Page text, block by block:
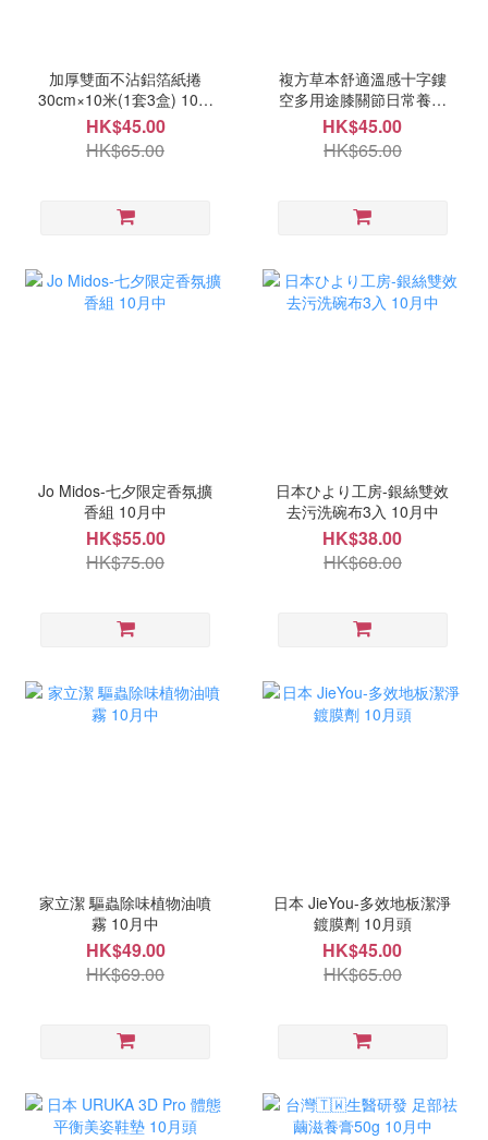
加厚雙面不沾鋁箔紙捲
30cm×10米(1套3盒) 10月
頭
HK$45.00
HK$65.00
複方草本舒適溫感十字鏤
空多用途膝關節日常養護
貼4枚-1套4盒 10月頭
HK$45.00
HK$65.00
Jo Midos-七夕限定香氛擴
香組 10月中
HK$55.00
HK$75.00
日本ひより工房-銀絲雙效
去污洗碗布3入 10月中
HK$38.00
HK$68.00
家立潔 驅蟲除味植物油噴
霧 10月中
HK$49.00
HK$69.00
日本 JieYou-多效地板潔淨
鍍膜劑 10月頭
HK$45.00
HK$65.00